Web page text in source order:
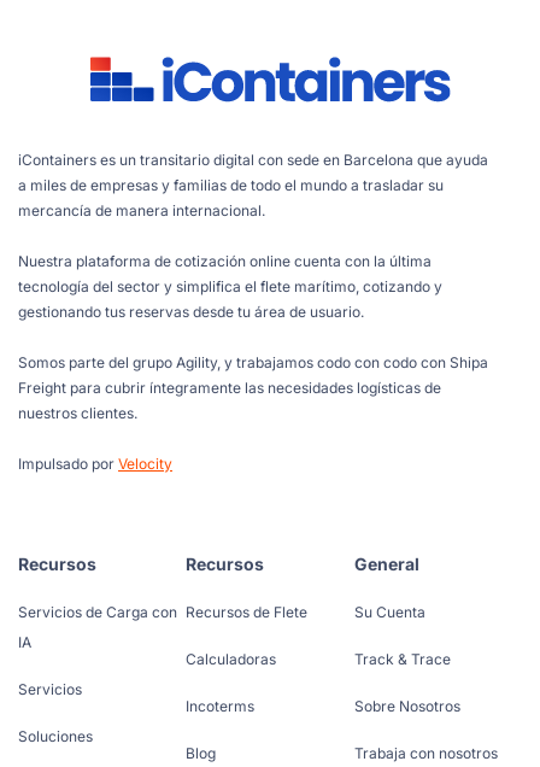
iContainers es un transitario digital con sede en Barcelona que ayuda
a miles de empresas y familias de todo el mundo a trasladar su
mercancía de manera internacional.
Nuestra plataforma de cotización online cuenta con la última
tecnología del sector y simplifica el flete marítimo, cotizando y
gestionando tus reservas desde tu área de usuario.
Somos parte del grupo Agility, y trabajamos codo con codo con Shipa
Freight para cubrir íntegramente las necesidades logísticas de
nuestros clientes.
Impulsado por Velocity
Recursos
Servicios de Carga con
IA
Servicios
Soluciones
Recursos
Recursos de Flete
Calculadoras
Incoterms
Blog
General
Su Cuenta
Track & Trace
Sobre Nosotros
Trabaja con nosotros